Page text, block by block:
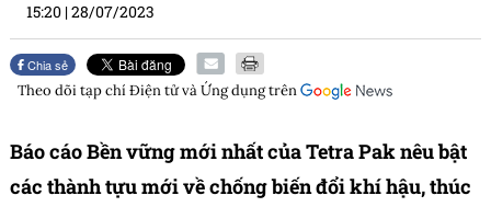
15:20 |28/07/2023
Chia sẻ
Theo dõi tạp chíĐiện tử và Ứng dụngtrên
Báo cáo Bền vững mới nhất của Tetra Pak nêu bật
các thành tựu mới về chống biến đổi khí hậu, thúc